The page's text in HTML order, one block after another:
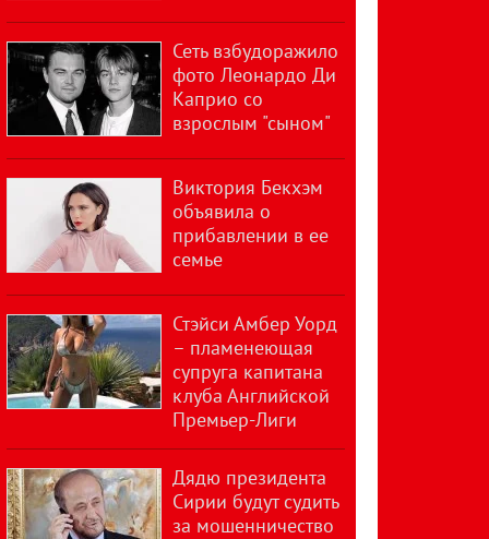
Сеть взбудоражило
фото Леонардо Ди
Каприо со
взрослым "сыном"
Виктория Бекхэм
объявила о
прибавлении в ее
семье
Стэйси Амбер Уорд
– пламенеющая
супруга капитана
клуба Английской
Премьер-Лиги
Дядю президента
Сирии будут судить
за мошенничество